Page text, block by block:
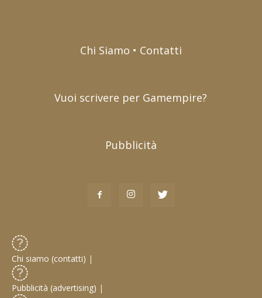
Chi Siamo • Contatti
Vuoi scrivere per Gamempire?
Pubblicità
Chi siamo (contatti) |
Pubblicità (advertising) |